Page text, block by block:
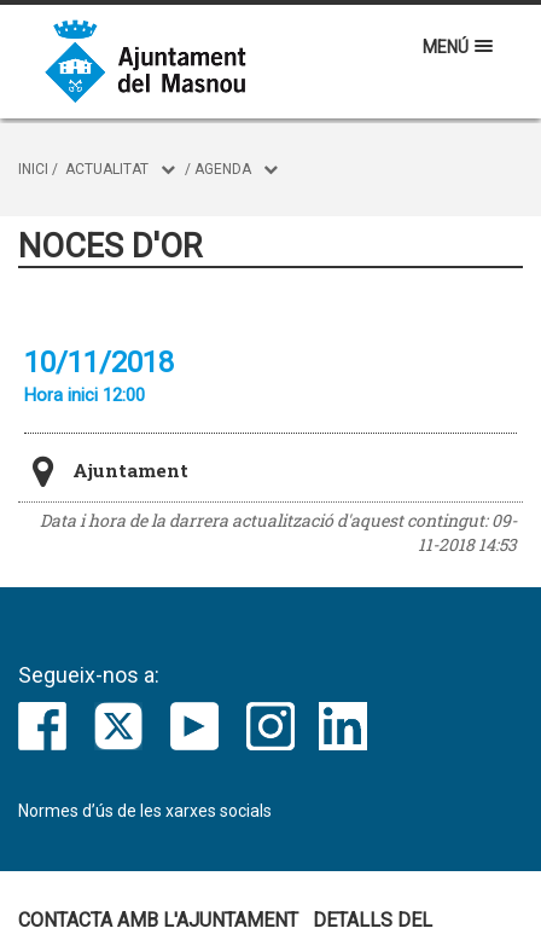
MENÚ
INICI / ACTUALITAT / AGENDA
NOCES D'OR
10/11/2018
Hora inici 12:00
Ajuntament
Data i hora de la darrera actualització d'aquest contingut:09-
11-2018 14:53
Segueix-nos a:
Normes d’ús de les xarxes socials
CONTACTA AMB L'AJUNTAMENT
DETALLS DEL